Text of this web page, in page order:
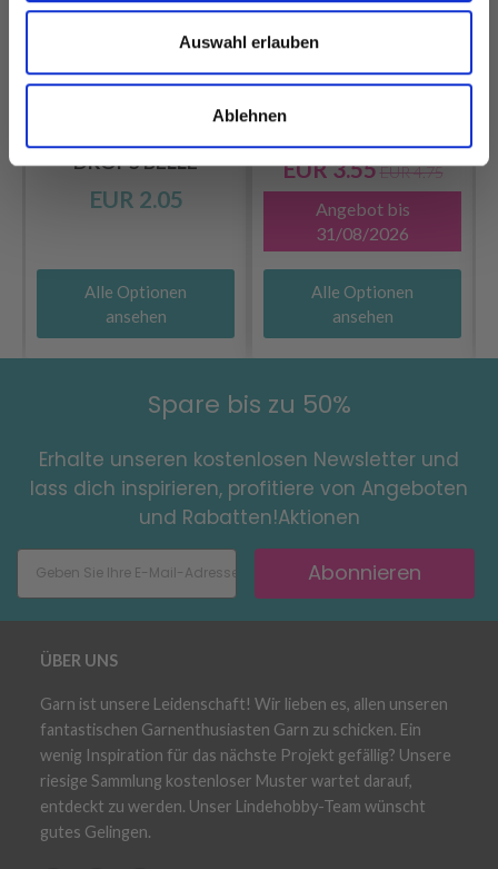
Auswahl erlauben
Ablehnen
DROPS BELLE
EUR 2.05
Alle Optionen
ansehen
EUR 3.55EUR 4.75
Angebot bis
31/08/2026
Alle Optionen
ansehen
Spare bis zu 50%
Erhalte unseren kostenlosen Newsletter und
lass dich inspirieren, profitiere von Angeboten
und Rabatten!Aktionen
Abonnieren
ÜBER UNS
Garn ist unsere Leidenschaft! Wir lieben es, allen unseren
fantastischen Garnenthusiasten Garn zu schicken. Ein
wenig Inspiration für das nächste Projekt gefällig? Unsere
riesige Sammlung kostenloser Muster wartet darauf,
entdeckt zu werden. Unser Lindehobby-Team wünscht
gutes Gelingen.